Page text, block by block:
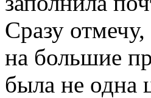
Сразу
на большие
была не одна